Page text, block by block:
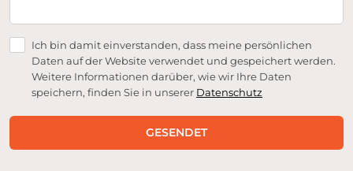
Ich bin damit einverstanden, dass meine persönlichen
Daten auf der Website verwendet und gespeichert werden.
Weitere Informationen darüber, wie wir Ihre Daten
speichern, finden Sie in unserer Datenschutz
GESENDET